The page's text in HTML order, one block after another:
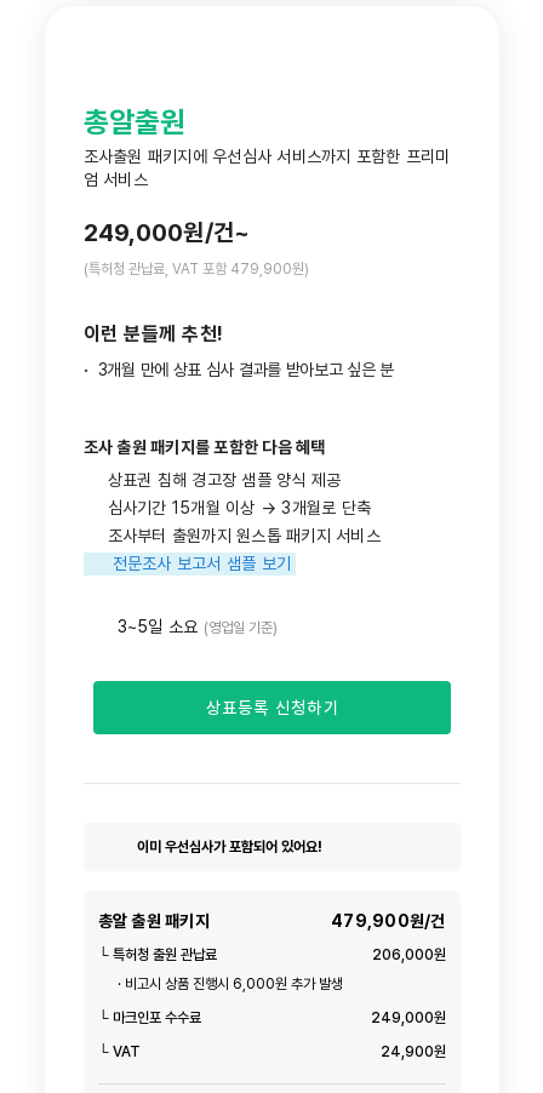
총알출원
조사출원 패키지에 우선심사 서비스까지 포함한 프리미
엄 서비스
249,000원/건~
(특허청 관납료, VAT 포함 479,900원)
이런 분들께 추천!
· 3개월 만에 상표 심사 결과를 받아보고 싶은 분
조사 출원 패키지를 포함한 다음 혜택
상표권 침해 경고장 샘플 양식 제공
심사기간 15개월 이상 → 3개월로 단축
조사부터 출원까지 원스톱 패키지 서비스
전문조사 보고서 샘플 보기
3~5일 소요 (영업일 기준)
상표등록 신청하기
이미 우선심사가 포함되어 있어요!
총알 출원 패키지 479,900원/건
└ 특허청 출원 관납료
206,000원
· 비고시 상품 진행시 6,000원 추가 발생
└ 마크인포 수수료
249,000원
└ VAT
24,900원